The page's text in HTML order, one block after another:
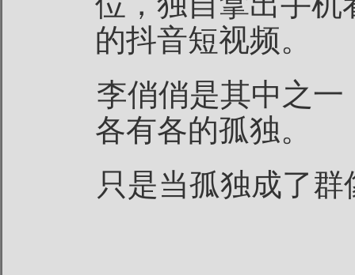
的抖音短视频。
李俏俏是其中之
各有各的孤独。
只是当孤独成了